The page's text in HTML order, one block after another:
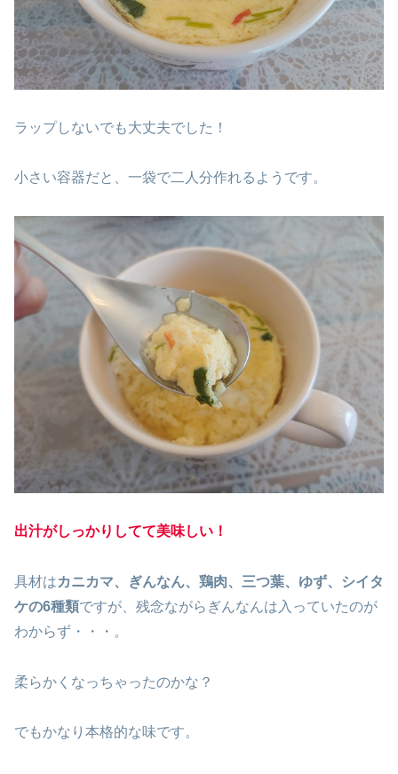
ラップしないでも大丈夫でした！
小さい容器だと、一袋で二人分作れるようです。
出汁がしっかりしてて美味しい！
具材はカニカマ、ぎんなん、鶏肉、三つ葉、ゆず、シイタ
ケの6種類ですが、残念ながらぎんなんは入っていたのが
わからず・・・。
柔らかくなっちゃったのかな？
でもかなり本格的な味です。